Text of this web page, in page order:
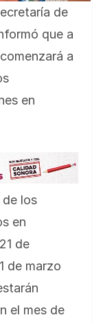
de
que a
a
en
los
en
de
de marzo
el mes de